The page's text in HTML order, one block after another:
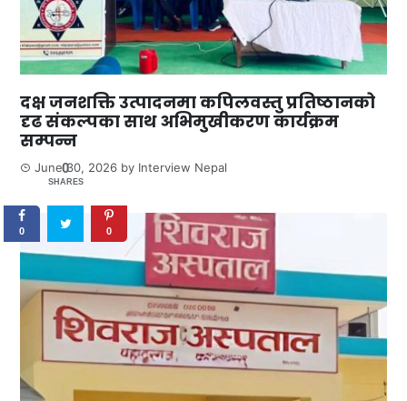
दक्ष जनशक्ति उत्पादनमा कपिलवस्तु प्रतिष्ठानको
दृढ संकल्पका साथ अभिमुखीकरण कार्यक्रम
सम्पन्न
June 30, 2026 by Interview Nepal
0
SHARES
0 0